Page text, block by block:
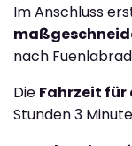
Im Anschluss
nach
Die Fahrzeit für
Stunden 3